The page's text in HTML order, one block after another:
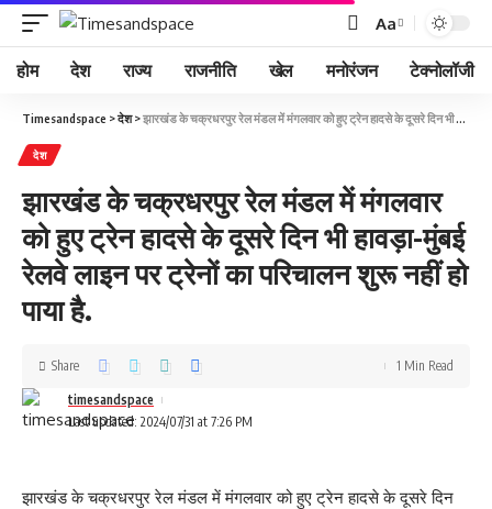
Aa
होम देश राज्य राजनीति खेल मनोरंजन टेक्नोलॉजी
Timesandspace >देश>झारखंड के चक्रधरपुर रेल मंडल में मंगलवार को हुए ट्रेन हादसे के दूसरे दिन भी हावड़ा-मुंबई रेलवे लाइन पर ट्रेनों का परिचालन शुरू नहीं हो पाया है.
देश
झारखंड के चक्रधरपुर रेल मंडल में मंगलवार
को हुए ट्रेन हादसे के दूसरे दिन भी हावड़ा-मुंबई
रेलवे लाइन पर ट्रेनों का परिचालन शुरू नहीं हो
पाया है.
Last updated: 2024/07/31 at 7:26 PM
timesandspace
Share 1 Min Read
झारखंड के चक्रधरपुर रेल मंडल में मंगलवार को हुए ट्रेन हादसे के दूसरे दिन